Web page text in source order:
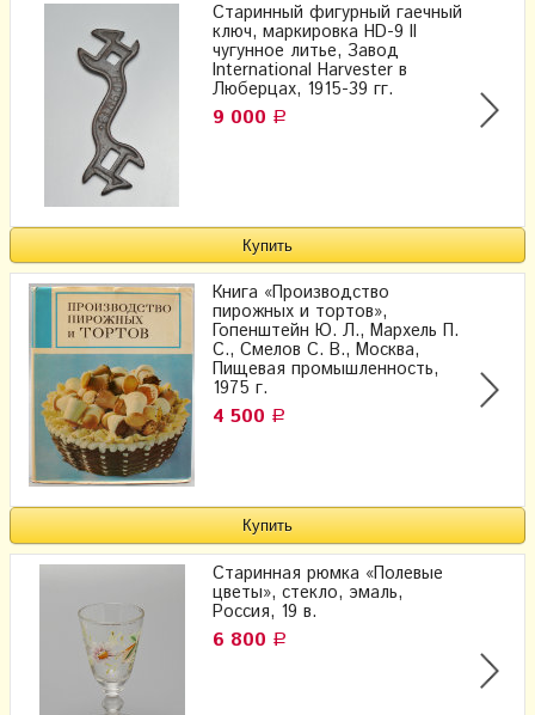
Старинный фигурный гаечный
ключ, маркировка HD-9 II
чугунное литье, Завод
International Harvester в
Люберцах, 1915-39 гг.
9 000 Р
Книга «Производство
пирожных и тортов»,
Гопенштейн Ю. Л., Мархель П.
С., Смелов С. В., Москва,
Пищевая промышленность,
1975 г.
4 500 Р
Старинная рюмка «Полевые
цветы», стекло, эмаль,
Россия, 19 в.
6 800 Р